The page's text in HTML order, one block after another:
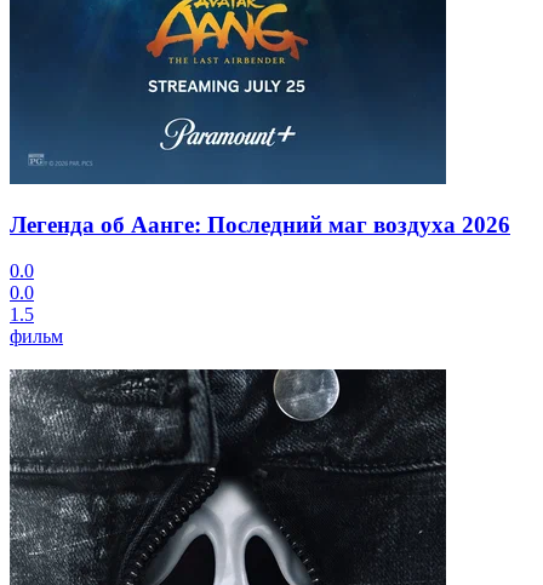
Легенда об Аанге: Последний маг воздуха 2026
0.0
0.0
1.5
фильм